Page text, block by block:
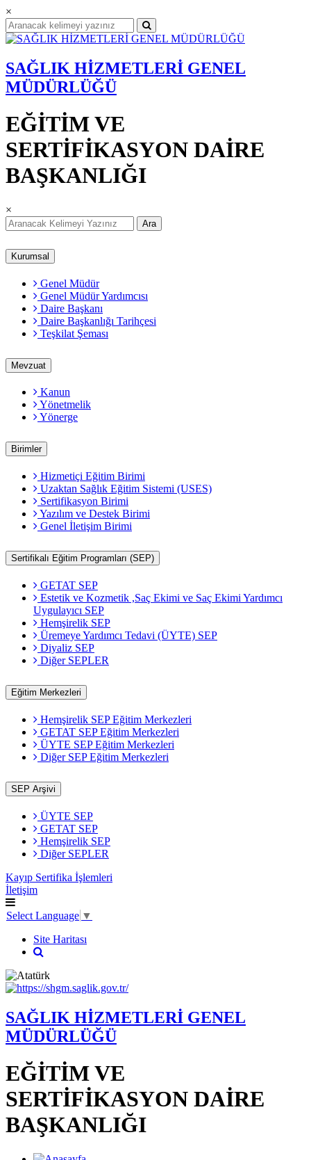
×
SAĞLIK HİZMETLERİ GENEL
MÜDÜRLÜĞÜ
EĞİTİM VE
SERTİFİKASYON DAİRE
BAŞKANLIĞI
×
Ara
Kurumsal
Genel Müdür
Genel Müdür Yardımcısı
Daire Başkanı
Daire Başkanlığı Tarihçesi
Teşkilat Şeması
Mevzuat
Kanun
Yönetmelik
Yönerge
Birimler
Hizmetiçi Eğitim Birimi
Uzaktan Sağlık Eğitim Sistemi (USES)
Sertifikasyon Birimi
Yazılım ve Destek Birimi
Genel İletişim Birimi
Sertifikalı Eğitim Programları (SEP)
GETAT SEP
Estetik ve Kozmetik ,Saç Ekimi ve Saç Ekimi Yardımcı
Uygulayıcı SEP
Hemşirelik SEP
Üremeye Yardımcı Tedavi (ÜYTE) SEP
Diyaliz SEP
Diğer SEPLER
Eğitim Merkezleri
Hemşirelik SEP Eğitim Merkezleri
GETAT SEP Eğitim Merkezleri
ÜYTE SEP Eğitim Merkezleri
Diğer SEP Eğitim Merkezleri
SEP Arşivi
ÜYTE SEP
GETAT SEP
Hemşirelik SEP
Diğer SEPLER
Kayıp Sertifika İşlemleri
İletişim
Select Language ▼
Site Haritası
SAĞLIK HİZMETLERİ GENEL
MÜDÜRLÜĞÜ
EĞİTİM VE
SERTİFİKASYON DAİRE
BAŞKANLIĞI